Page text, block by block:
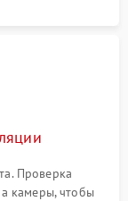
Проверка
камеры, чтобы